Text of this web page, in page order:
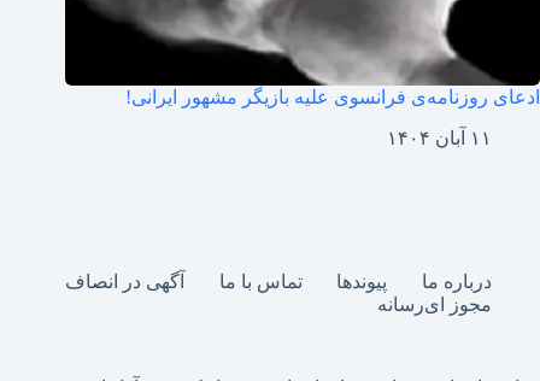
ادعای روزنامه‌ی فرانسوی علیه بازیگر مشهور ایرانی!
۱۱ آبان ۱۴۰۴
درباره ما پیوندها تماس با ما
آگهی در انصاف
مجوز ای‌رسانه